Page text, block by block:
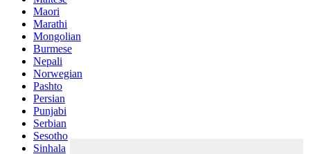
Maori
Marathi
Mongolian
Burmese
Nepali
Norwegian
Pashto
Persian
Punjabi
Serbian
Sesotho
Sinhala